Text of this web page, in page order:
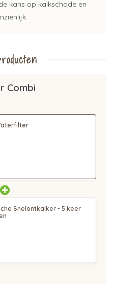
kans op kalkschade en
Combi
Snelontkalker - 5 keer